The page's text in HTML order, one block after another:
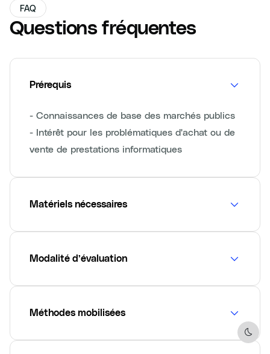
FAQ
Questions fréquentes
Prérequis
- Connaissances de base des marchés publics
- Intérêt pour les problématiques d'achat ou de
vente de prestations informatiques
Matériels nécessaires
Modalité d’évaluation
Méthodes mobilisées
Dark